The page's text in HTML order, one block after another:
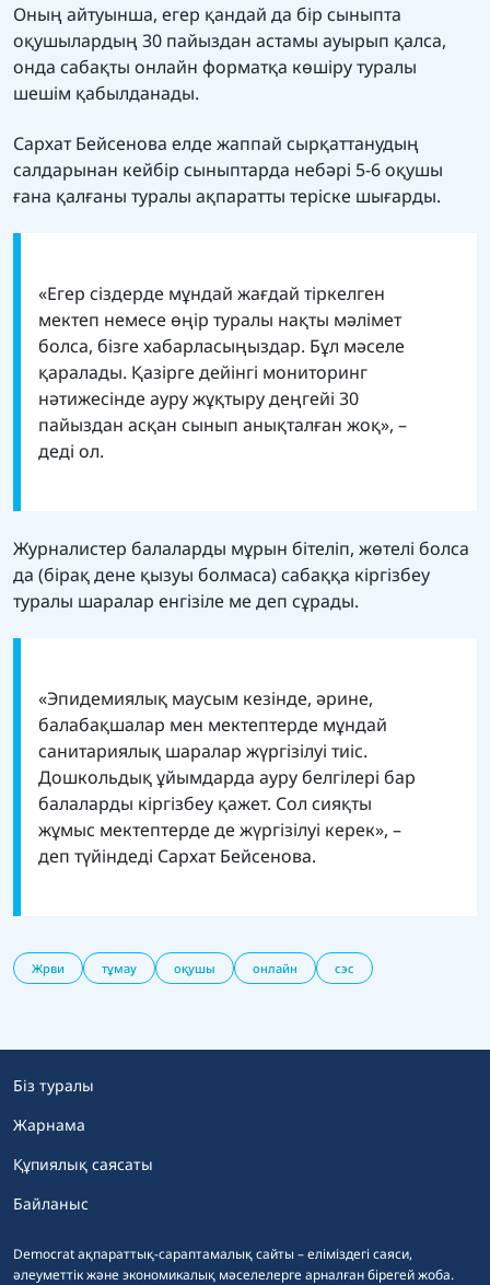
Оның айтуынша, егер қандай да бір сыныпта
оқушылардың 30 пайыздан астамы ауырып қалса,
онда сабақты онлайн форматқа көшіру туралы
шешім қабылданады.
Сархат Бейсенова елде жаппай сырқаттанудың
салдарынан кейбір сыныптарда небәрі 5-6 оқушы
ғана қалғаны туралы ақпаратты теріске шығарды.
«Егер сіздерде мұндай жағдай тіркелген
мектеп немесе өңір туралы нақты мәлімет
болса, бізге хабарласыңыздар. Бұл мәселе
қаралады. Қазірге дейінгі мониторинг
нәтижесінде ауру жұқтыру деңгейі 30
пайыздан асқан сынып анықталған жоқ», –
деді ол.
Журналистер балаларды мұрын бітеліп, жөтелі болса
да (бірақ дене қызуы болмаса) сабаққа кіргізбеу
туралы шаралар енгізіле ме деп сұрады.
«Эпидемиялық маусым кезінде, әрине,
балабақшалар мен мектептерде мұндай
санитариялық шаралар жүргізілуі тиіс.
Дошкольдық ұйымдарда ауру белгілері бар
балаларды кіргізбеу қажет. Сол сияқты
жұмыс мектептерде де жүргізілуі керек», –
деп түйіндеді Сархат Бейсенова.
Жрви тұмау оқушы онлайн сэс
Democrat ақпараттық-сараптамалық сайты – еліміздегі саяси,
әлеуметтік және экономикалық мәселелерге арналған бірегей жоба.
Біз туралы
Жарнама
Құпиялық саясаты
Байланыс